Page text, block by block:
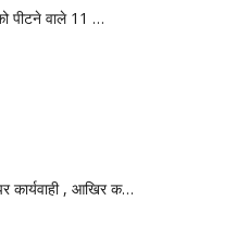
पीटने वाले 11 …
कार्यवाही , आखिर क…